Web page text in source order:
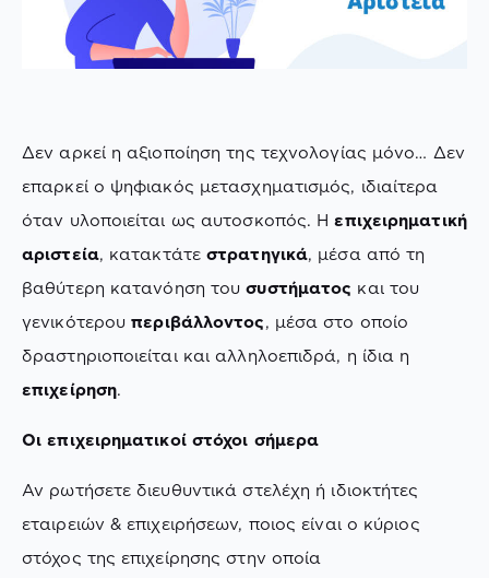
Δεν αρκεί η αξιοποίηση της τεχνολογίας μόνο… Δεν
επαρκεί ο ψηφιακός μετασχηματισμός, ιδιαίτερα
όταν υλοποιείται ως αυτοσκοπός. Ηεπιχειρηματική
αριστεία, κατακτάτεστρατηγικά, μέσα από τη
βαθύτερη κατανόηση τουσυστήματος και του
γενικότερουπεριβάλλοντος, μέσα στο οποίο
δραστηριοποιείται και αλληλοεπιδρά, η ίδια η
επιχείρηση.
Οι επιχειρηματικοί στόχοι σήμερα
Αν ρωτήσετε διευθυντικά στελέχη ή ιδιοκτήτες
εταιρειών & επιχειρήσεων, ποιος είναι ο κύριος
στόχος της επιχείρησης στην οποία